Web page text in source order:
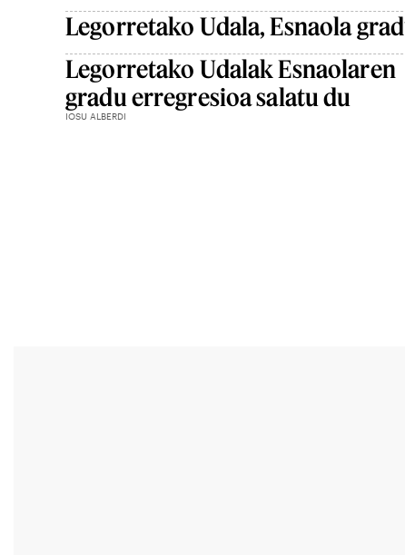
Legorretako Udala, Esnaola
Legorretako Udalak Esnaolaren
gradu erregresioa salatu du
IOSU ALBERDI